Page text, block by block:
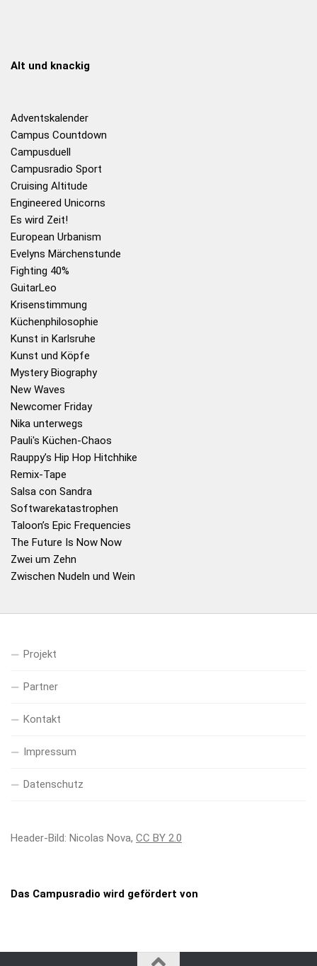
Alt und knackig
Adventskalender
Campus Countdown
Campusduell
Campusradio Sport
Cruising Altitude
Engineered Unicorns
Es wird Zeit!
European Urbanism
Evelyns Märchenstunde
Fighting 40%
GuitarLeo
Krisenstimmung
Küchenphilosophie
Kunst in Karlsruhe
Kunst und Köpfe
Mystery Biography
New Waves
Newcomer Friday
Nika unterwegs
Pauli's Küchen-Chaos
Rauppy’s Hip Hop Hitchhike
Remix-Tape
Salsa con Sandra
Softwarekatastrophen
Taloon’s Epic Frequencies
The Future Is Now Now
Zwei um Zehn
Zwischen Nudeln und Wein
Projekt
Partner
Kontakt
Impressum
Datenschutz
Header-Bild: Nicolas Nova, CC BY 2.0
Das Campusradio wird gefördert von